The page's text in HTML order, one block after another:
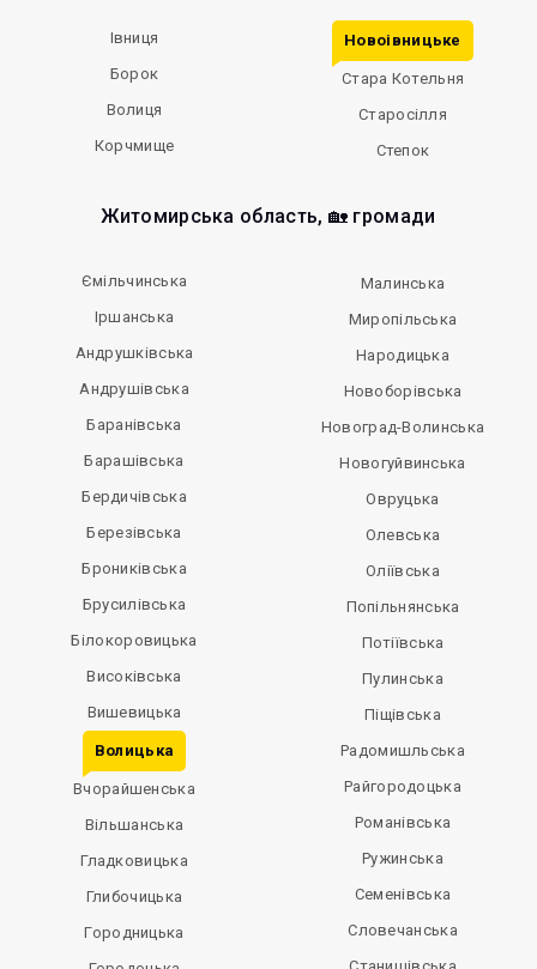
Івниця
Борок
Волиця
Корчмище
Новоівницьке
Стара Котельня
Старосілля
Степок
Житомирська область, 🏡 громади
Ємільчинська
Іршанська
Андрушківська
Андрушівська
Баранівська
Барашівська
Бердичівська
Березівська
Брониківська
Брусилівська
Білокоровицька
Високівська
Вишевицька
Волицька
Вчорайшенська
Вільшанська
Гладковицька
Глибочицька
Городницька
Малинська
Миропільська
Народицька
Новоборівська
Новоград-Волинська
Новогуйвинська
Овруцька
Олевська
Оліївська
Попільнянська
Потіївська
Пулинська
Піщівська
Радомишльська
Райгородоцька
Романівська
Ружинська
Семенівська
Словечанська